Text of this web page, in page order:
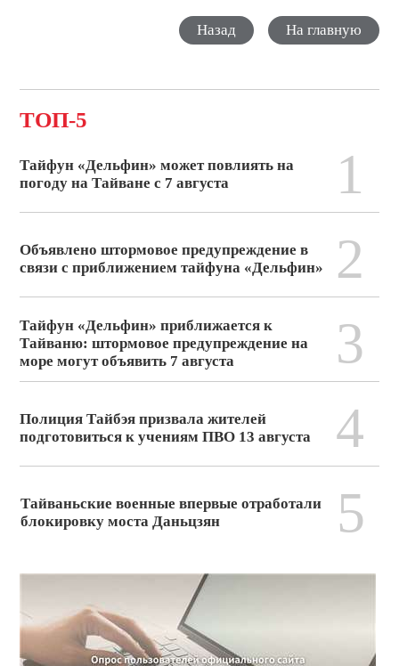
Назад На главную
ТОП-5
Тайфун «Дельфин» может повлиять на
погоду на Тайване с 7 августа
1
Объявлено штормовое предупреждение в
связи с приближением тайфуна «Дельфин»
2
Тайфун «Дельфин» приближается к
Тайваню: штормовое предупреждение на
море могут объявить 7 августа
3
Полиция Тайбэя призвала жителей
подготовиться к учениям ПВО 13 августа
4
Тайваньские военные впервые отработали
блокировку моста Даньцзян
5